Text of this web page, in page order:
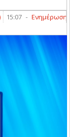
- Ενημέρωση για